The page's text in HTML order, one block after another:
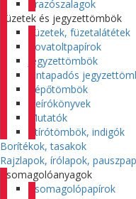
Árazószalagok
Füzetek és jegyzettömbök
Füzetek, füzetalátétek
Rovatoltpapírok
Jegyzettömbök
Öntapadós
Tépőtömbök
Beírókönyvek
Mutatók
Átírótömbök, indigók
Borítékok, tasakok
Rajzlapok, írólapok,
Csomagolóanyagok
Csomagolópapírok